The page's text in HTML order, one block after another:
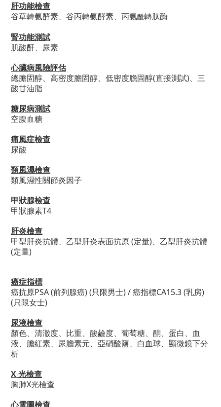
肝功能檢查
谷草轉氨酵素、谷丙轉氨酵素、丙氨酰轉肽酶
腎功能測試
肌酸酐、尿素
心臟病風險評估
總膽固醇、高密度膽固醇、低密度膽固醇(直接測試)、三
酸甘油脂
糖尿病測試
空腹血糖
痛風症檢查
尿酸
類風濕檢查
類風濕性關節炎因子
甲狀腺檢查
甲狀腺素T4
肝炎檢查
甲型肝炎抗體、乙型肝炎表面抗原 (定量)、乙型肝炎抗體
(定量)
癌症指標
癌抗原PSA (前列腺癌) (只限男士) / 癌指標CA15.3 (乳房)
(只限女士)
尿液檢查
顏色、清澈度、比重、酸鹼度、葡萄糖、酮、蛋白、血
液、膽紅素、尿膽素元、亞硝酸鹽、白血球、顯微鏡下分
析
X 光檢查
胸肺X光檢查
心電圖檢查